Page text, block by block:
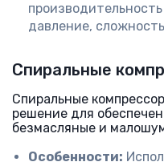
давление,
Спиральные
Спиральные
решение для
безмасляные и
Особенности: